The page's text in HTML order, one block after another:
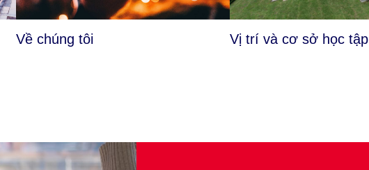
Về chúng tôi Vị trí và cơ sở học tập